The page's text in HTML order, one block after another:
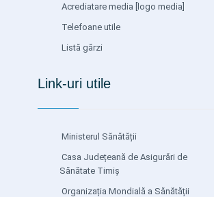
Acrediatare media [logo media]
Telefoane utile
Listă gărzi
Link-uri utile
Ministerul Sănătății
Casa Județeană de Asigurări de
Sănătate Timiș
Organizația Mondială a Sănătății